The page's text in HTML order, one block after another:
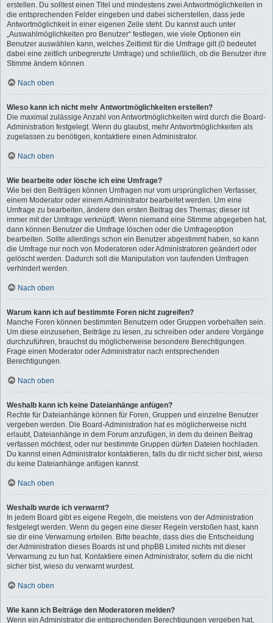
erstellen. Du solltest einen Titel und mindestens zwei Antwortmöglichkeiten in
die entsprechenden Felder eingeben und dabei sicherstellen, dass jede
Antwortmöglichkeit in einer eigenen Zeile steht. Du kannst auch unter
„Auswahlmöglichkeiten pro Benutzer“ festlegen, wie viele Optionen ein
Benutzer auswählen kann, welches Zeitlimit für die Umfrage gilt (0 bedeutet
dabei eine zeitlich unbegrenzte Umfrage) und schließlich, ob die Benutzer ihre
Stimme ändern können.
Nach oben
Wieso kann ich nicht mehr Antwortmöglichkeiten erstellen?
Die maximal zulässige Anzahl von Antwortmöglichkeiten wird durch die Board-
Administration festgelegt. Wenn du glaubst, mehr Antwortmöglichkeiten als
zugelassen zu benötigen, kontaktiere einen Administrator.
Nach oben
Wie bearbeite oder lösche ich eine Umfrage?
Wie bei den Beiträgen können Umfragen nur vom ursprünglichen Verfasser,
einem Moderator oder einem Administrator bearbeitet werden. Um eine
Umfrage zu bearbeiten, ändere den ersten Beitrag des Themas; dieser ist
immer mit der Umfrage verknüpft. Wenn niemand eine Stimme abgegeben hat,
dann können Benutzer die Umfrage löschen oder die Umfrageoption
bearbeiten. Sollte allerdings schon ein Benutzer abgestimmt haben, so kann
die Umfrage nur noch von Moderatoren oder Administratoren geändert oder
gelöscht werden. Dadurch soll die Manipulation von laufenden Umfragen
verhindert werden.
Nach oben
Warum kann ich auf bestimmte Foren nicht zugreifen?
Manche Foren können bestimmten Benutzern oder Gruppen vorbehalten sein.
Um diese einzusehen, Beiträge zu lesen, zu schreiben oder andere Vorgänge
durchzuführen, brauchst du möglicherweise besondere Berechtigungen.
Frage einen Moderator oder Administrator nach entsprechenden
Berechtigungen.
Nach oben
Weshalb kann ich keine Dateianhänge anfügen?
Rechte für Dateianhänge können für Foren, Gruppen und einzelne Benutzer
vergeben werden. Die Board-Administration hat es möglicherweise nicht
erlaubt, Dateianhänge in dem Forum anzufügen, in dem du deinen Beitrag
verfassen möchtest, oder nur bestimmte Gruppen dürfen Dateien hochladen.
Du kannst einen Administrator kontaktieren, falls du dir nicht sicher bist, wieso
du keine Dateianhänge anfügen kannst.
Nach oben
Weshalb wurde ich verwarnt?
In jedem Board gibt es eigene Regeln, die meistens von der Administration
festgelegt werden. Wenn du gegen eine dieser Regeln verstoßen hast, kann
sie dir eine Verwarnung erteilen. Bitte beachte, dass dies die Entscheidung
der Administration dieses Boards ist und phpBB Limited nichts mit dieser
Verwarnung zu tun hat. Kontaktiere einen Administrator, sofern du die nicht
sicher bist, wieso du verwarnt wurdest.
Nach oben
Wie kann ich Beiträge den Moderatoren melden?
Wenn ein Administrator die entsprechenden Berechtigungen vergeben hat,